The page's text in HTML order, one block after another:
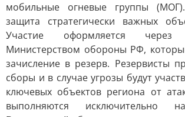
мобильные огневые группы
защита стратегически важных
Участие оформляется
Министерством обороны РФ,
зачисление в резерв. Резервисты
сборы и в случае угрозы будут
ключевых объектов региона от
выполняются исключительно